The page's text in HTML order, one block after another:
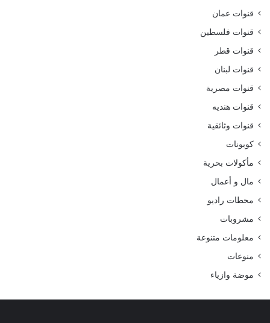
قنوات عمان
قنوات فلسطين
قنوات قطر
قنوات لبنان
قنوات مصرية
قنوات هنديه
قنوات وثائقية
كوبونات
مأكولات بحرية
مال و أعمال
محطات راديو
مشروبات
معلومات متنوعة
منوعات
موضة وازياء